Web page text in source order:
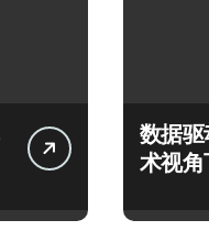
数据
术视